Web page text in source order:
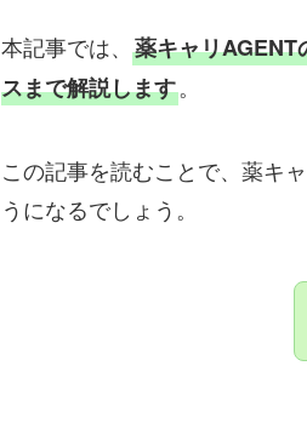
本記事では、 薬キャリAGENT
スまで解説します。
この記事を読むことで、薬キ
うになるでしょう。